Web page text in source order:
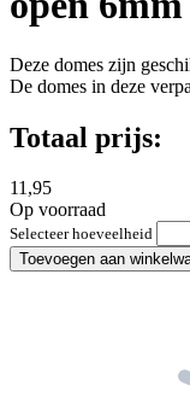
Deze domes zijn
De domes in deze
Totaal prijs:
11,95
Op voorraad
Selecteer hoeveelheid
Toevoegen aan